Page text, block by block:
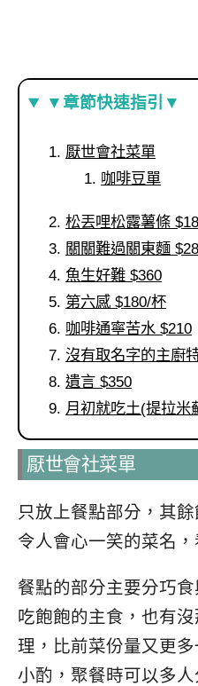
▼章節快速指引▼
厭世會社菜單
咖啡豆單
松丟哩松露薯條
關關難過關東麵
魚生好難 $360
第六感 $180/杯
咖啡通寧苦水 $210
沒有取名字的主廚
遺言 $350
月初就吃土(提拉米
厭世會社菜單
只放上餐點部分，其
令人會心一笑的菜名
餐點的部分主要分巧
吃飽飽的主食，也有
理，比前菜份量又更
小酌，聚餐時可以多